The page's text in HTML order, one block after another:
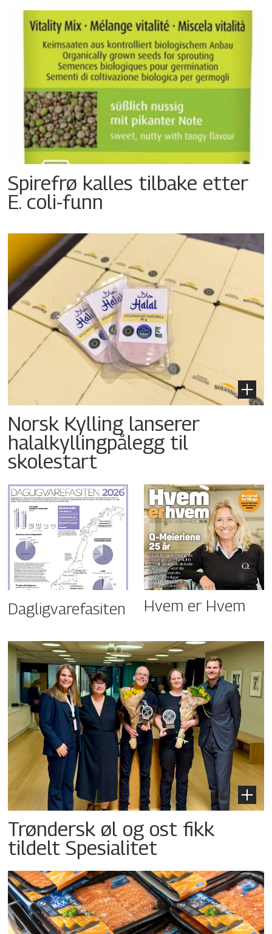
Spirefrø kalles tilbake etter
E. coli-funn
Norsk Kylling lanserer
halalkyllingpålegg til
skolestart
Dagligvarefasiten Hvem er Hvem
Trøndersk øl og ost fikk
tildelt Spesialitet